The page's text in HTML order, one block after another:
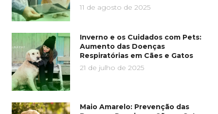
11 de agosto de 2025
Inverno e os Cuidados com Pets:
Aumento das Doenças
Respiratórias em Cães e Gatos
21 de julho de 2025
Maio Amarelo: Prevenção das